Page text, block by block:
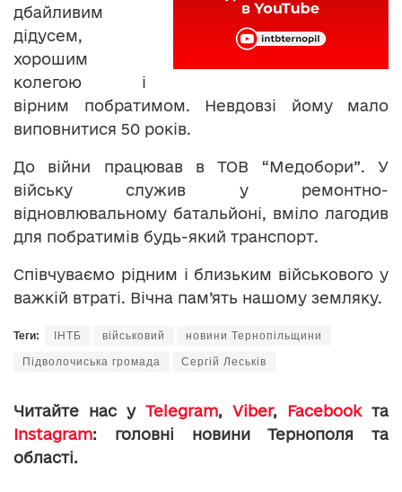
дбайливим
дідусем,
хорошим
колегою і
вірним побратимом. Невдовзі йому мало
виповнитися 50 років.
До війни працював в ТОВ “Медобори”. У
війську служив у ремонтно-
відновлювальному батальйоні, вміло лагодив
для побратимів будь-який транспорт.
Співчуваємо рідним і близьким військового у
важкій втраті. Вічна пам’ять нашому земляку.
Теги: ІНТБ військовий новини Тернопільщини
Підволочиська громада Сергій Леськів
Читайте нас у Telegram, Viber, Facebookта
Instagram: головні новини Тернополя та
області.